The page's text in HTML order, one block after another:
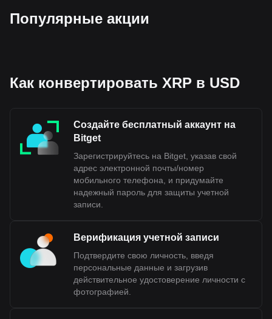
Популярные акции
Как конвертировать XRP в USD
Создайте бесплатный аккаунт на
Bitget
Зарегистрируйтесь на Bitget, указав свой
адрес электронной почты/номер
мобильного телефона, и придумайте
надежный пароль для защиты учетной
записи.
Верификация учетной записи
Подтвердите свою личность, введя
персональные данные и загрузив
действительное удостоверение личности с
фотографией.